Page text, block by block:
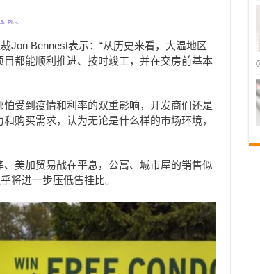
Ad.Plus
Jon Bennest表示： “从历史来看，大温地区
都能顺利推进、按时竣工，并在交房前基本
受到疫情和利率的双重影响，开发商们还是
购买需求，认为无论是什么样的市场环境，
美加贸易战在平息，公寓、城市屋的销售似
将进一步压低售挂比。